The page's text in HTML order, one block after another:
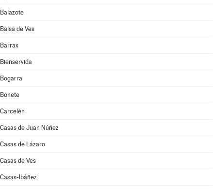
Balazote
Balsa de Ves
Barrax
Bienservida
Bogarra
Bonete
Carcelén
Casas de Juan Núñez
Casas de Lázaro
Casas de Ves
Casas-Ibáñez